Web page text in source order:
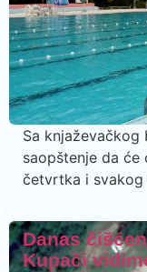
Sa knjaževačkog
saopštenje da će
četvrtka i
Danas
Kupači